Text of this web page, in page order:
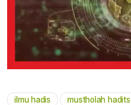
ilmu hadis mustholah hadits